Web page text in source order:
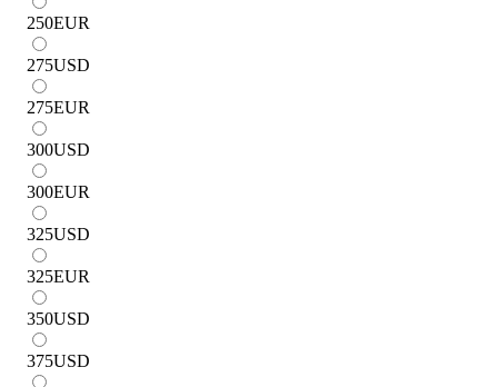
250EUR
275USD
275EUR
300USD
300EUR
325USD
325EUR
350USD
375USD